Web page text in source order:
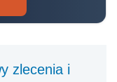
zlecenia i